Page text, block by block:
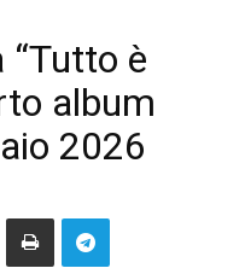
“Tutto è
album
2026